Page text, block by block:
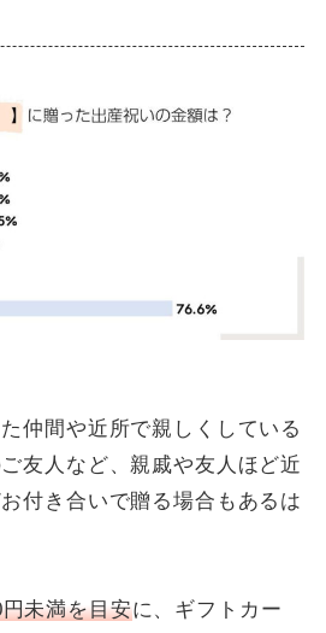
仲間や近所で親しくしている
友人など、親戚や友人ほど近
付き合いで贈る場合もあるは
未満を目安に、ギフトカー